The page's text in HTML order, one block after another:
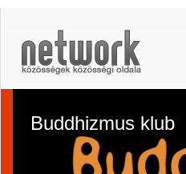
Buddhizmus klub